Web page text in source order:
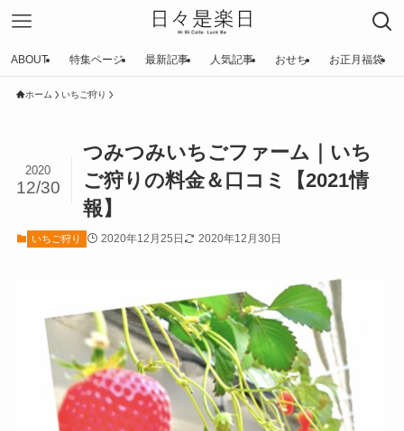
ABOUT 特集ページ 最新記事 人気記事 おせち お正月福袋
ホーム いちご狩り
つみつみいちごファーム｜いち
ご狩りの料金＆口コミ【2021情
報】
2020
12/30
いちご狩り 2020年12月25日 2020年12月30日